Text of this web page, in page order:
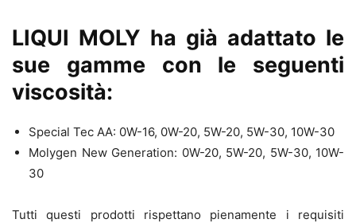
LIQUI MOLY ha già adattato le
sue gamme con le seguenti
viscosità:
Special Tec AA: 0W-16, 0W-20, 5W-20, 5W-30, 10W-30
Molygen New Generation: 0W-20, 5W-20, 5W-30, 10W-
30
Tutti questi prodotti rispettano pienamente i requisiti